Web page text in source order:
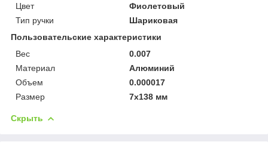
Цвет
Фиолетовый
Тип ручки
Шариковая
Пользовательские характеристики
Вес
0.007
Материал
Алюминий
Объем
0.000017
Размер
7х138 мм
Скрыть